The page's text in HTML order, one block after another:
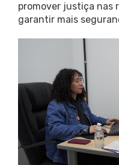
promover justiça nas
garantir mais